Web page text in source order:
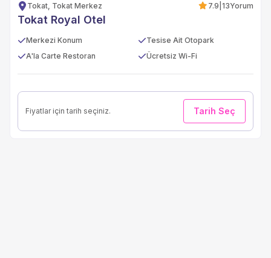
Tokat, Tokat Merkez 7.9 13Yorum
Tokat Royal Otel
Merkezi Konum
Tesise Ait Otopark
A'la Carte Restoran
Ücretsiz Wi-Fi
Fiyatlar için tarih seçiniz. Tarih Seç